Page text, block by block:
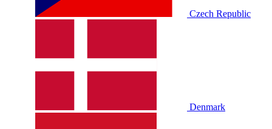
Czech Republic
Denmark